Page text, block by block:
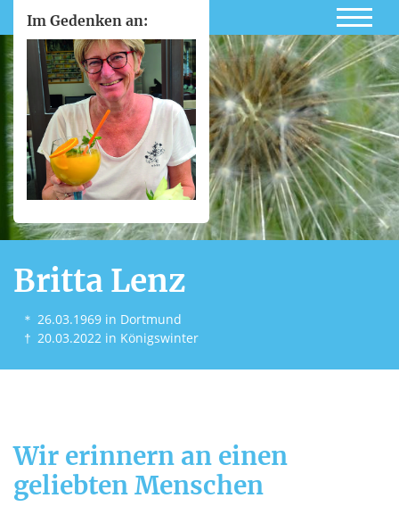
Im Gedenken an:
Britta Lenz
＊ 26.03.1969 in Dortmund
† 20.03.2022 in Königswinter
Wir erinnern an einen
geliebten Menschen